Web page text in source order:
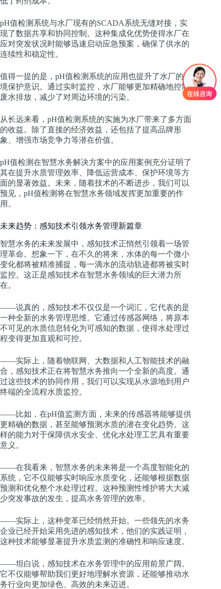
pH值检测系统与水厂现有的SCADA系统无缝对接，实
现了数据共享和协同控制。这种集成化优势使得水厂在
应对突发状况时能够迅速启动应急预案，确保了供水的
连续性和稳定性。
值得一提的是，pH值检测系统的应用也提升了水厂的环
境保护意识。通过实时监控，水厂能够更加精确地控制
废水排放，减少了对周边环境的污染。
从长远来看，pH值检测系统的实施为水厂带来了多方面
的收益。除了直接的经济效益，还包括了提高品牌形
象、增强市场竞争力等潜在价值。
pH值检测在智慧水务解决方案中的应用案例充分证明了
其在提升水质管理效率、降低运营成本、保护环境等方
面的显著效益。未来，随着技术的不断进步，我们可以
预见，pH值检测将在智慧水务领域发挥更加重要的作
用。
未来趋势：感知技术引领水务管理新篇章
智慧水务的未来发展中，感知技术正悄然引领着一场管
理革命。想象一下，在不久的将来，水体的每一个微小
变化都将被精准捕捉，每一滴水的流动轨迹都将被实时
监控。这正是感知技术在智慧水务领域的巨大潜力所
在。
——说真的，感知技术不仅仅是一个词汇，它代表的是
一种全新的水务管理思维。它通过传感器网络，将原本
不可见的水质信息转化为可感知的数据，使得水处理过
程变得更加直观和可控。
——实际上，随着物联网、大数据和人工智能技术的融
合，感知技术正在将智慧水务推向一个全新的高度。通
过这些技术的协同作用，我们可以实现从水源地到用户
终端的全流程水质监控。
——比如，在pH值监测方面，未来的传感器将能够提供
更精确的数据，甚至能够预测水质的潜在变化趋势。这
样的能力对于保障供水安全、优化水处理工艺具有重要
意义。
——在我看来，智慧水务的未来将是一个高度智能化的
系统，它不仅能够实时响应水质变化，还能够根据数据
预测和优化整个水处理过程。这种预测性维护将大大减
少突发事故的发生，提高水务管理的效率。
——实际上，这种变革已经悄然开始。一些领先的水务
企业已经开始采用先进的感知技术，他们的实践证明，
这种技术能够显著提升水质监测的准确性和响应速度。
——坦白说，感知技术在水务管理中的应用前景广阔。
它不仅能够帮助我们更好地理解水资源，还能够推动水
务行业向更加绿色、高效的未来迈进。